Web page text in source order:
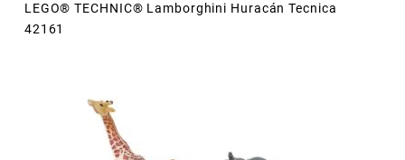
LEGO® TECHNIC® Lamborghini Huracán Tecnica
42161